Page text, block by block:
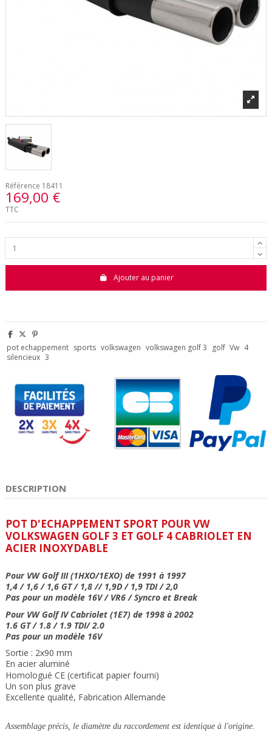
Référence 18411
169,00 €
TTC
Ajouter au panier
pot echappement sports volkswagen volkswagen golf 3 golf Vw 4
silencieux 3
DESCRIPTION
POT D'ECHAPPEMENT SPORT POUR VW
VOLKSWAGEN GOLF 3 ET GOLF 4 CABRIOLET EN
ACIER INOXYDABLE
Pour VW Golf III (1HXO/1EXO) de 1991 à 1997
1,4 / 1,6 / 1,6 GT / 1,8 // 1,9D / 1,9 TDI / 2,0
Pas pour un modèle 16V / VR6/ Syncro et Break
Pour VW Golf IV Cabriolet (1E7) de 1998 à 2002
1.6 GT / 1.8 / 1.9 TDI/ 2.0
Pas pour un modèle 16V
Sortie : 2x90 mm
En acier aluminé
Homologué CE (certificat papier fourni)
Un son plus grave
Excellente qualité, Fabrication Allemande
Assemblage précis, le diamètre du raccordement est identique à l'origine.